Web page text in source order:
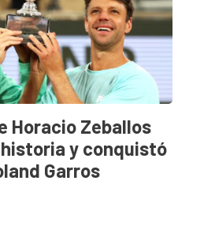
Horacio Zeballos
y conquistó
Garros